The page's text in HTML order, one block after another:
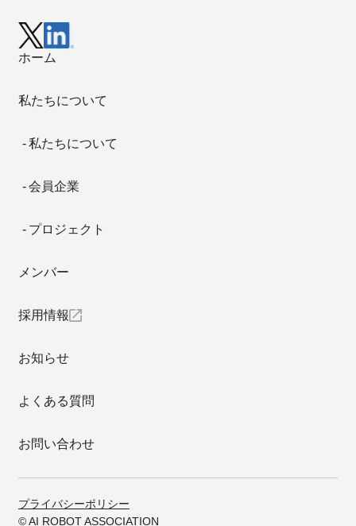
ホーム
私たちについて
私たちについて
会員企業
プロジェクト
メンバー
採用情報
お知らせ
よくある質問
お問い合わせ
© AI ROBOT ASSOCIATION
プライバシーポリシー